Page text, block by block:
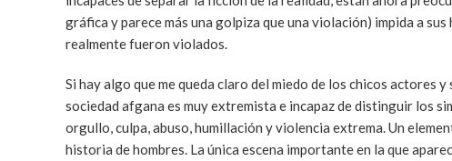
gráfica y parece más una golpiza que una violación) impida a
realmente fueron violados.
Si hay algo que me queda claro del miedo de los chicos actores
sociedad afgana es muy extremista e incapaz de distinguir los
orgullo, culpa, abuso, humillación y violencia extrema. Un
historia de hombres. La única escena importante en la que